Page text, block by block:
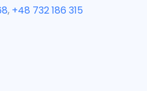
, +48 732 186 315